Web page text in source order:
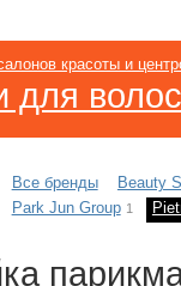
красоты и
для волос
Все бренды
Beauty
Park Jun Group 1